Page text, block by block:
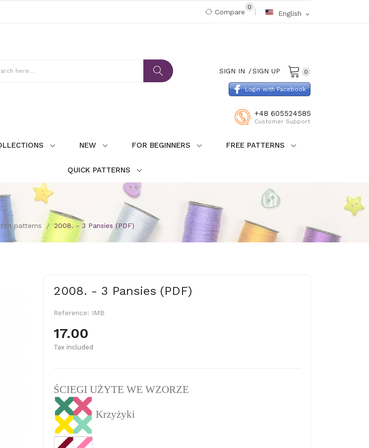
English expand_more
Compare
0
0
SIGN IN SIGN UP
+48 605524585
Customer Support
Login with Facebook
NEW FOR BEGINNERS FREE PATTERNS
QUICK PATTERNS
patterns 2008. - 3 Pansies (PDF)
2008. - 3 Pansies (PDF)
Reference: IMB
17.00
Tax included
ŚCIEGI UŻYTE WE WZORZE
Krzyżyki